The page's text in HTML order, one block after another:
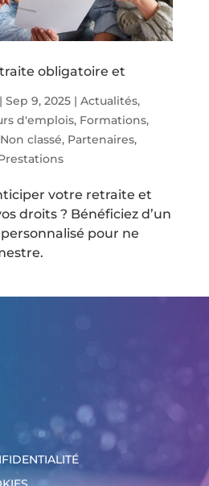
obligatoire et
Sep 9, 2025| Actualités,
d'emplois, Formations,
Non classé, Partenaires,
votre retraite et
droits ? Bénéficiez d’un
pour ne